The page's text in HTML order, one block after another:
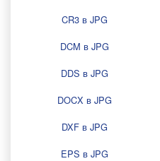
CR3 в JPG
DCM в JPG
DDS в JPG
DOCX в JPG
DXF в JPG
EPS в JPG